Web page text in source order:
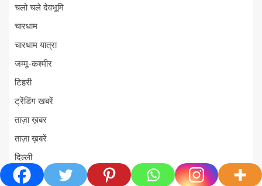
चलो चले देवभूमि
चारधाम
चारधाम यात्रा
जम्मू-कश्मीर
टिहरी
ट्रेंडिंग खबरें
ताज़ा ख़बर
ताज़ा ख़बरें
दिल्ली
दुर्घटना